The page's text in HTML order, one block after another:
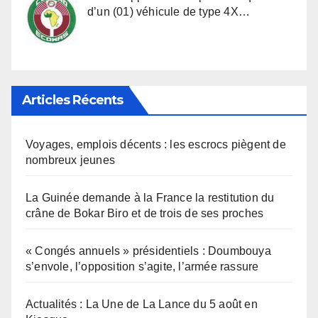
d’un (01) véhicule de type 4X…
Articles Récents
Voyages, emplois décents : les escrocs piègent de
nombreux jeunes
La Guinée demande à la France la restitution du
crâne de Bokar Biro et de trois de ses proches
« Congés annuels » présidentiels : Doumbouya
s’envole, l’opposition s’agite, l’armée rassure
Actualités : La Une de La Lance du 5 août en